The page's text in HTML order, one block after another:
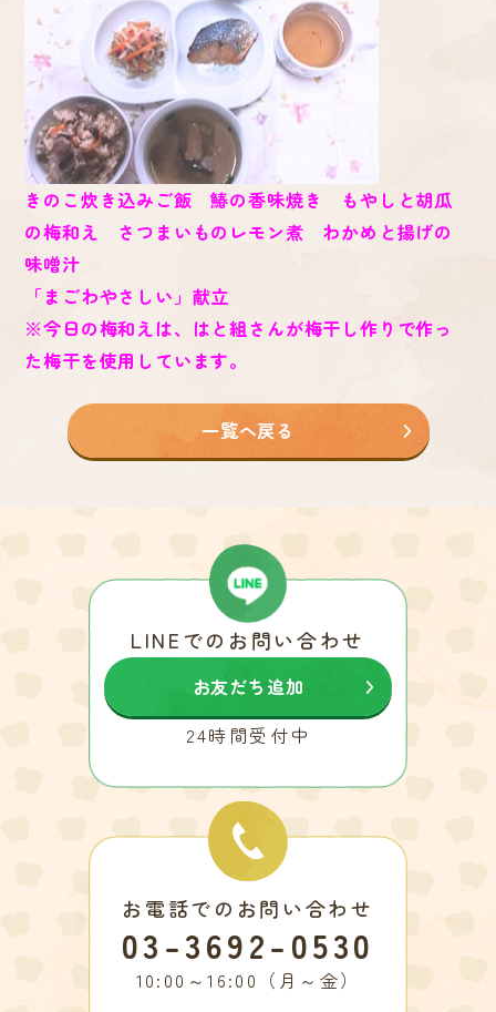
きのこ炊き込みご飯 鰆の香味焼き もやしと胡瓜
の梅和え さつまいものレモン煮 わかめと揚げの
味噌汁
「まごわやさしい」献立
※今日の梅和えは、はと組さんが梅干し作りで作っ
た梅干を使用しています。
一覧へ戻る
LINEでのお問い合わせ
お友だち追加
24時間受付中
お電話でのお問い合わせ
03-3692-0530
10:00～16:00（月～金）